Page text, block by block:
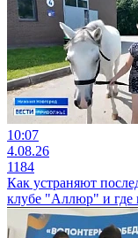
10:07
4.08.26
1184
Как устраняют
клубе "Аллюр" и